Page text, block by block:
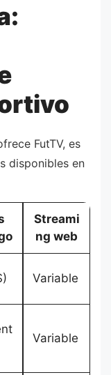
FutTV, es
disponibles en
Streami
ng web
Variable
Variable